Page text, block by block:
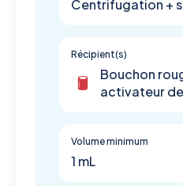
Centrifugation +
Récipient(s)
Bouchon
activateur
Volume minimum
1 mL